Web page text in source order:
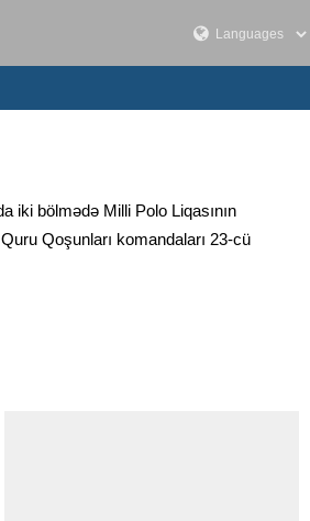
iki bölmədə Milli Polo Liqasının
Qoşunları komandaları 23-cü